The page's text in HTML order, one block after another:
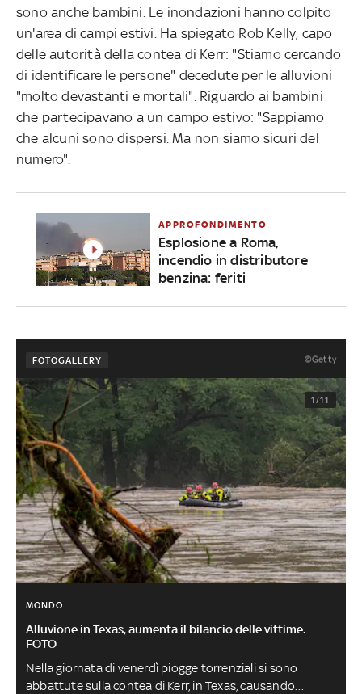
sono anche bambini. Le inondazioni hanno colpito
un'area di campi estivi. Ha spiegato Rob Kelly, capo
delle autorità della contea di Kerr: "Stiamo cercando
di identificare le persone" decedute per le alluvioni
"molto devastanti e mortali". Riguardo ai bambini
che partecipavano a un campo estivo: "Sappiamo
che alcuni sono dispersi. Ma non siamo sicuri del
numero".
APPROFONDIMENTO
Esplosione a Roma,
incendio in distributore
benzina: feriti
FOTOGALLERY ©Getty
1/11
MONDO
Alluvione in Texas, aumenta il bilancio delle vittime.
FOTO
Nella giornata di venerdì piogge torrenziali si sono
abbattute sulla contea di Kerr, in Texas, causando